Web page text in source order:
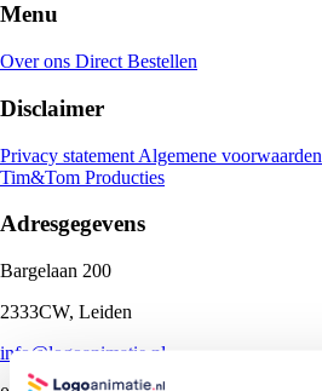
Menu
Over ons Direct Bestellen
Disclaimer
Privacy statement Algemene voorwaarden
Tim&Tom Producties
Adresgegevens
Bargelaan 200
2333CW, Leiden
info@logoanimatie.nl